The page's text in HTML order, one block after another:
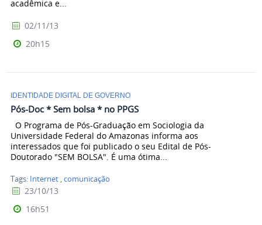
acadêmica e...
02/11/13
20h15
IDENTIDADE DIGITAL DE GOVERNO
Pós-Doc * Sem bolsa * no PPGS
O Programa de Pós-Graduação em Sociologia da
Universidade Federal do Amazonas informa aos
interessados que foi publicado o seu Edital de Pós-
Doutorado "SEM BOLSA". É uma ótima...
Tags: Internet,comunicação
23/10/13
16h51